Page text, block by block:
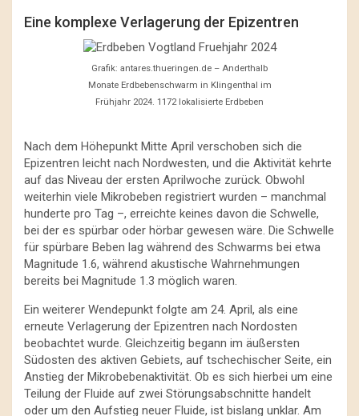
Eine komplexe Verlagerung der Epizentren
Grafik: antares.thueringen.de – Anderthalb
Monate Erdbebenschwarm in Klingenthal im
Frühjahr 2024. 1172 lokalisierte Erdbeben
Nach dem Höhepunkt Mitte April verschoben sich die
Epizentren leicht nach Nordwesten, und die Aktivität kehrte
auf das Niveau der ersten Aprilwoche zurück. Obwohl
weiterhin viele Mikrobeben registriert wurden – manchmal
hunderte pro Tag –, erreichte keines davon die Schwelle,
bei der es spürbar oder hörbar gewesen wäre. Die Schwelle
für spürbare Beben lag während des Schwarms bei etwa
Magnitude 1.6, während akustische Wahrnehmungen
bereits bei Magnitude 1.3 möglich waren.
Ein weiterer Wendepunkt folgte am 24. April, als eine
erneute Verlagerung der Epizentren nach Nordosten
beobachtet wurde. Gleichzeitig begann im äußersten
Südosten des aktiven Gebiets, auf tschechischer Seite, ein
Anstieg der Mikrobebenaktivität. Ob es sich hierbei um eine
Teilung der Fluide auf zwei Störungsabschnitte handelt
oder um den Aufstieg neuer Fluide, ist bislang unklar. Am